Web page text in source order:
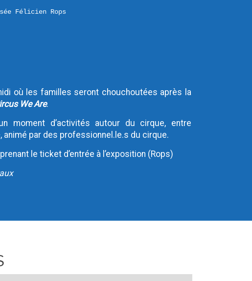
Félicien Rops
où les familles seront chouchoutées après la
We Are.
moment d’activités autour du cirque, entre
animé par des professionnel.le.s du cirque.
le ticket d’entrée à l’exposition (Rops)